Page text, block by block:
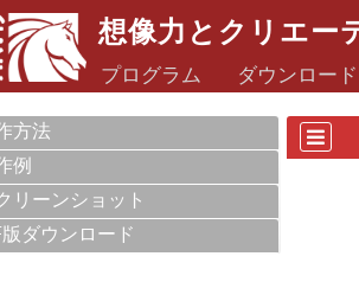
想像力とクリエー
プログラム ダウンロード
方法
例
リーンショット
版ダウンロード